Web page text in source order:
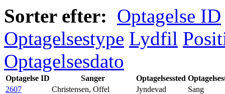
Sorter efter: Optagelse ID
Optagelsestype Lydfil
Optagelsesdato
Optagelse ID Sanger Optagelsessted
2607
Christensen, Offel Jyndevad
Sang